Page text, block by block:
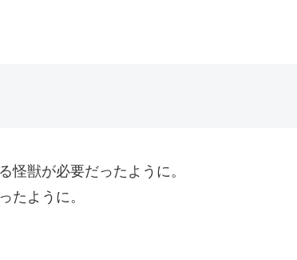
怪獣が必要だったように。
たように。